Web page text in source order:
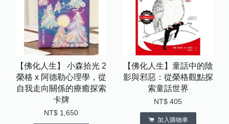
【佛化人生】 小森拾光 2
榮格 x 阿德勒心理學，從
自我走向關係的療癒探索
卡牌
NT$ 1,650
【佛化人生】童話中的陰
影與邪惡：從榮格觀點探
索童話世界
NT$ 405
加入購物車